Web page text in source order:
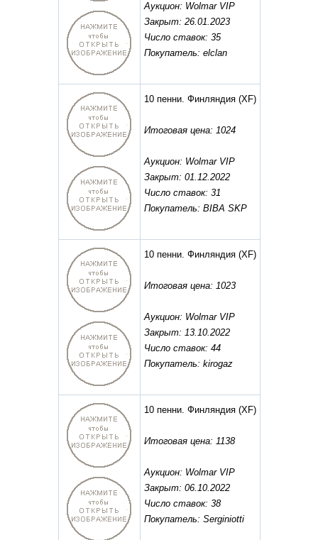
Аукцион: Wolmar VIP
Закрыт: 26.01.2023
Число ставок: 35
Покупатель: elclan
10 пенни. Финляндия(XF)
Итоговая цена: 1024
Аукцион: Wolmar VIP
Закрыт: 01.12.2022
Число ставок: 31
Покупатель: BIBA SKP
10 пенни. Финляндия(XF)
Итоговая цена: 1023
Аукцион: Wolmar VIP
Закрыт: 13.10.2022
Число ставок: 44
Покупатель: kirogaz
10 пенни. Финляндия(XF)
Итоговая цена: 1138
Аукцион: Wolmar VIP
Закрыт: 06.10.2022
Число ставок: 38
Покупатель: Serginiotti